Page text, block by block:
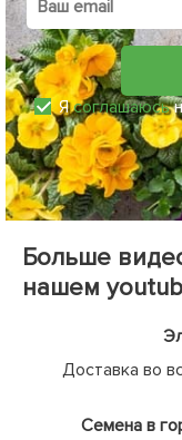
Ясоглашаюсь
Больше
нашем
Доставка во
Семена в